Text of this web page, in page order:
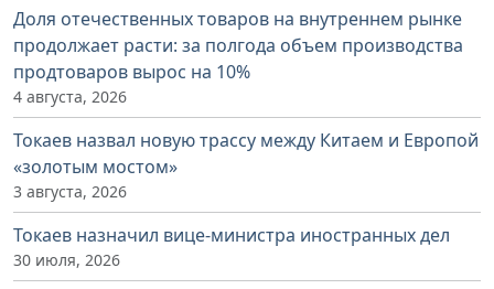
Доля отечественных товаров на внутреннем рынке
продолжает расти: за полгода объем производства
продтоваров вырос на 10%
4 августа, 2026
Токаев назвал новую трассу между Китаем и Европой
«золотым мостом»
3 августа, 2026
Токаев назначил вице-министра иностранных дел
30 июля, 2026